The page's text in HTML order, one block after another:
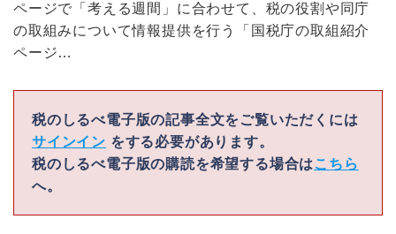
ページで「考える週間」に合わせて、税の役割や同庁
の取組みについて情報提供を行う「国税庁の取組紹介
ページ…
税のしるべ電子版の記事全文をご覧いただくには
サインイン をする必要があります。
税のしるべ電子版の購読を希望する場合は こちら
へ。